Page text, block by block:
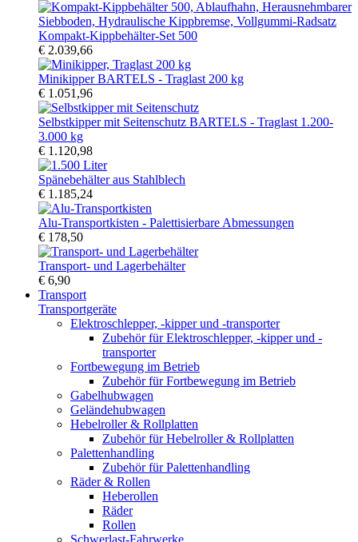
Kompakt-Kippbehälter-Set 500
€ 2.039,66
Minikipper BARTELS - Traglast 200 kg
€ 1.051,96
Selbstkipper mit Seitenschutz BARTELS - Traglast 1.200-
3.000 kg
€ 1.120,98
Spänebehälter aus Stahlblech
€ 1.185,24
Alu-Transportkisten - Palettisierbare Abmessungen
€ 178,50
Transport- und Lagerbehälter
€ 6,90
Transport
Transportgeräte
Elektroschlepper, -kipper und -transporter
Zubehör für Elektroschlepper, -kipper und -
transporter
Fortbewegung im Betrieb
Zubehör für Fortbewegung im Betrieb
Gabelhubwagen
Geländehubwagen
Hebelroller & Rollplatten
Zubehör für Hebelroller & Rollplatten
Palettenhandling
Zubehör für Palettenhandling
Räder & Rollen
Heberollen
Räder
Rollen
Schwerlast-Fahrwerke